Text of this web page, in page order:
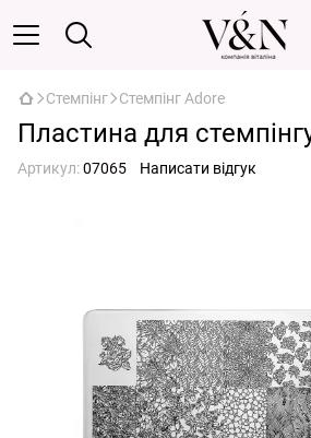
Стемпінг Стемпінг Adore
Пластина для
Артикул:07065 Написати відгук